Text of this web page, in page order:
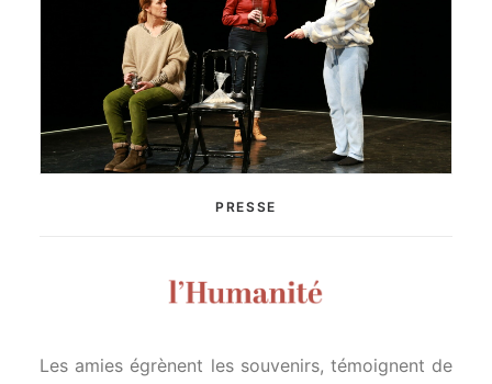
PRESSE
Les amies égrènent les souvenirs, témoignent de